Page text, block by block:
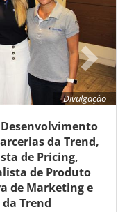
Divulgação
da Trend,
de Pricing,
de Produto
de Marketing e
Trend